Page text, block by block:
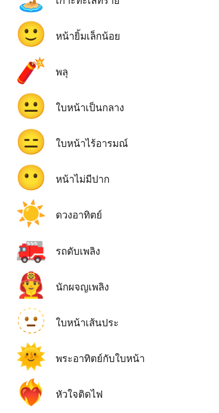
🙂 หน้ายิ้มเล็กน้อย
🧨 พลุ
😐 ใบหน้าเป็นกลาง
😑 ใบหน้าไร้อารมณ์
😶 หน้าไม่มีปาก
☀️ ดวงอาทิตย์
🚒 รถดับเพลิง
👨‍🚒 นักผจญเพลิง
🫥 ใบหน้าเส้นประ
🌞 พระอาทิตย์กับใบหน้า
❤️‍🔥 หัวใจติดไฟ